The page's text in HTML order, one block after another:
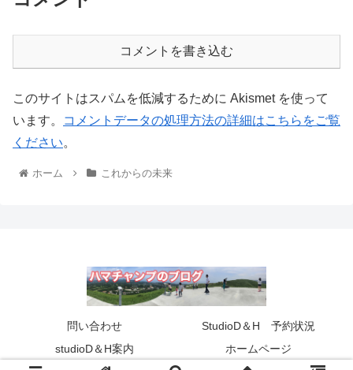
コメントを書き込む
このサイトはスパムを低減するために Akismet を使って
います。
コメントデータの処理方法の詳細はこちらをご覧
ください。
ホーム これからの未来
問い合わせ
StudioD＆H 予約状況
studioD＆H案内
ホームページ